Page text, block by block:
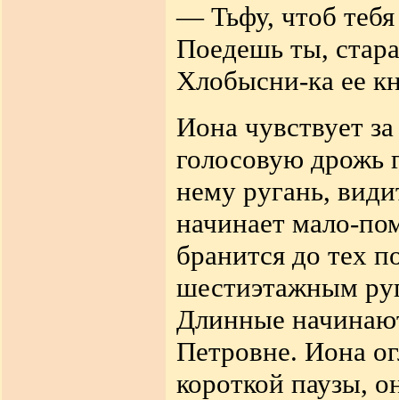
— Тьфу, чтоб
Поедешь ты,
Хлобысни-ка ее
Иона чувствует
голосовую
нему ругань,
начинает мало-
бранится до тех
шестиэтажным
Длинные
Петровне. Иона
короткой паузы,